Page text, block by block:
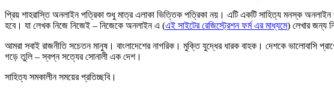
প্রিয় শাহরাস্তি অনলাইন পত্রিকা শুধু মাত্র এলাকা ভিত্তিক পত্রিকা নয়। এটি একটি সাহিত্য মনস্ক
হবে। যা লেখক নিজে নিজেই – নিজেকে অনলাইন এ (এই সাইটের রেজিস্ট্রেশন ফর্ম এর মাধ্যমে) লেখার জন্য
আমরা সবাই রাজনীতি সচেতন মানুষ। বাংলাদেশের নাগরিক। মুক্তি যুদ্ধের ধারক বাহক। দেশকে
গড়ে তুলি – স্বপ্ন সত্যের সোনালী এক দেশ।
সাহিত্য সমকালীন সময়ের প্রতিচ্ছবি।